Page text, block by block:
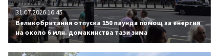
31.07.2026 16:45
Великобритания отпуска 150 паунда помощ за енергия
на около 6 млн. домакинства тази зима